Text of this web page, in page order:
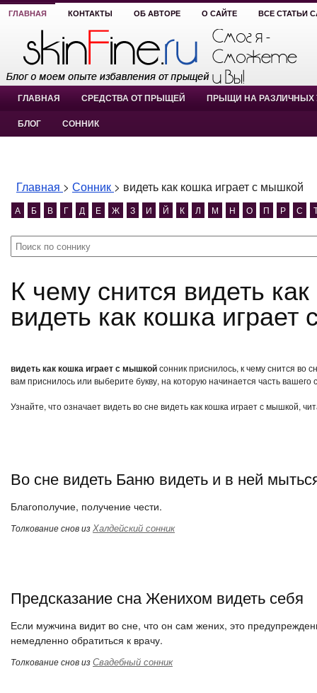
ГЛАВНАЯ КОНТАКТЫ ОБ АВТОРЕ О САЙТЕ ВСЕ СТАТЬИ
ГЛАВНАЯ СРЕДСТВА ОТ ПРЫЩЕЙ ПРЫЩИ НА РАЗЛИЧНЫХ
БЛОГ СОННИК
Главная > Сонник > видеть как кошка играет с мышкой
А Б В Г Д Е Ж З И Й К Л М Н О П Р С
К чему снится видеть как кошка играет с мышкой?
видеть как кошка
видеть как кошка играет с мышкойсонник приснилось, к чему снится во
вам приснилось или выберите букву, на которую начинается часть вашего
Узнайте, что означает видеть во сне видеть как кошка играет с мышкой,
Во сне видеть Баню видеть и в ней
Благополучие, получение чести.
Толкование снов изХалдейский сонник
Предсказание сна Женихом видеть себя
Если мужчина видит во сне, что он сам жених, это
немедленно обратиться к врачу.
Толкование снов изСвадебный сонник